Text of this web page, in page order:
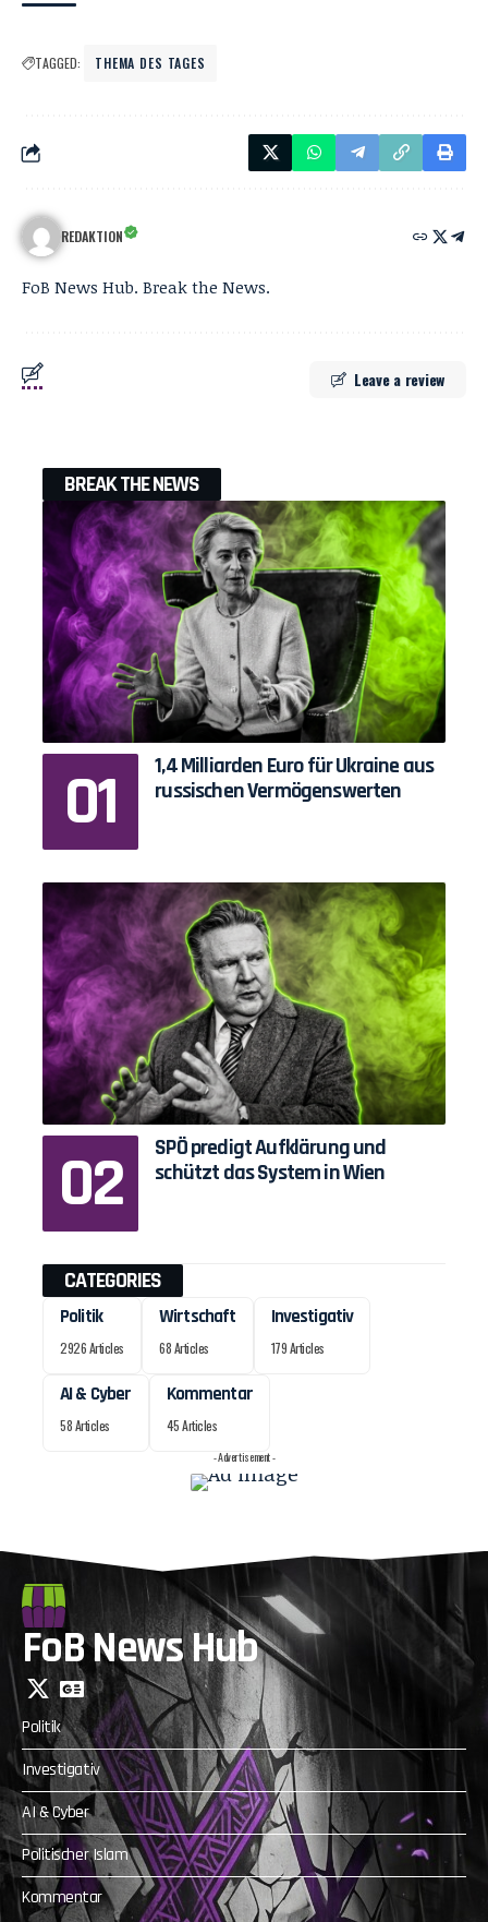
TAGGED: THEMA DES TAGES
REDAKTION
FoB News Hub. Break the News.
Leave a review
BREAK THE NEWS
1,4 Milliarden Euro für Ukraine aus
russischen Vermögenswerten
SPÖ predigt Aufklärung und
schützt das System in Wien
CATEGORIES
Politik
2926 Articles
Wirtschaft
68 Articles
Investigativ
179 Articles
AI & Cyber
58 Articles
Kommentar
45 Articles
- Advertisement -
FoB News Hub
Politik
Investigativ
AI & Cyber
Politischer Islam
Kommentar